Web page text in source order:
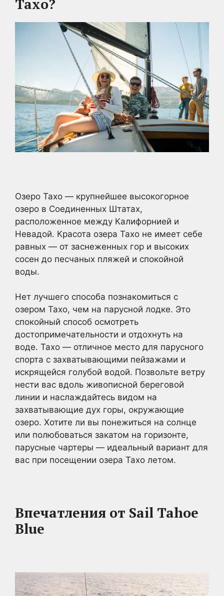
Тахо?
Озеро Тахо — крупнейшее высокогорное
озеро в Соединенных Штатах,
расположенное между Калифорнией и
Невадой. Красота озера Тахо не имеет себе
равных — от заснеженных гор и высоких
сосен до песчаных пляжей и спокойной
воды.
Нет лучшего способа познакомиться с
озером Тахо, чем на парусной лодке. Это
спокойный способ осмотреть
достопримечательности и отдохнуть на
воде. Тахо — отличное место для парусного
спорта с захватывающими пейзажами и
искрящейся голубой водой. Позвольте ветру
нести вас вдоль живописной береговой
линии и наслаждайтесь видом на
захватывающие дух горы, окружающие
озеро. Хотите ли вы понежиться на солнце
или полюбоваться закатом на горизонте,
парусные чартеры — идеальный вариант для
вас при посещении озера Тахо летом.
Впечатления от Sail Tahoe
Blue